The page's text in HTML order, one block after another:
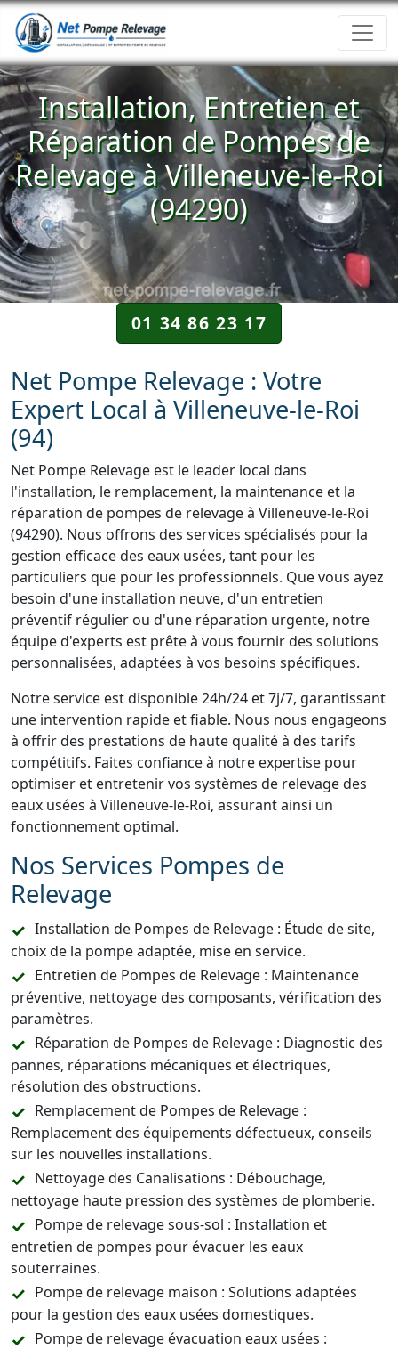
Installation, Entretien et
Réparation de Pompes de
Relevage à Villeneuve-le-Roi
(94290)
01 34 86 23 17
Net Pompe Relevage : Votre
Expert Local à Villeneuve-le-Roi
(94)
Net Pompe Relevage est le leader local dans
l'installation, le remplacement, la maintenance et la
réparation de pompes de relevage à Villeneuve-le-Roi
(94290). Nous offrons des services spécialisés pour la
gestion efficace des eaux usées, tant pour les
particuliers que pour les professionnels. Que vous ayez
besoin d'une installation neuve, d'un entretien
préventif régulier ou d'une réparation urgente, notre
équipe d'experts est prête à vous fournir des solutions
personnalisées, adaptées à vos besoins spécifiques.
Notre service est disponible 24h/24 et 7j/7, garantissant
une intervention rapide et fiable. Nous nous engageons
à offrir des prestations de haute qualité à des tarifs
compétitifs. Faites confiance à notre expertise pour
optimiser et entretenir vos systèmes de relevage des
eaux usées à Villeneuve-le-Roi, assurant ainsi un
fonctionnement optimal.
Nos Services Pompes de
Relevage
Installation de Pompes de Relevage : Étude de site,
choix de la pompe adaptée, mise en service.
Entretien de Pompes de Relevage : Maintenance
préventive, nettoyage des composants, vérification des
paramètres.
Réparation de Pompes de Relevage : Diagnostic des
pannes, réparations mécaniques et électriques,
résolution des obstructions.
Remplacement de Pompes de Relevage :
Remplacement des équipements défectueux, conseils
sur les nouvelles installations.
Nettoyage des Canalisations : Débouchage,
nettoyage haute pression des systèmes de plomberie.
Pompe de relevage sous-sol : Installation et
entretien de pompes pour évacuer les eaux
souterraines.
Pompe de relevage maison : Solutions adaptées
pour la gestion des eaux usées domestiques.
Pompe de relevage évacuation eaux usées :